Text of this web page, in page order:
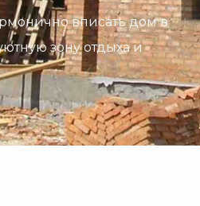
вписать дом в
зону отдыха и